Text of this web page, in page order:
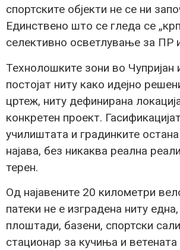
спортските објекти не се ни
Единствено што се гледа се
селективно осветлување за ПР
Технолошките зони во Чупријан
постојат ниту како идејно
цртеж, ниту дефинирана
конкретен проект.
училиштата и градинките
најава, без никаква реална
терен.
Од најавените 20 километри
патеки не е изградена ниту
плоштади, базени, спортски
стационар за кучиња и